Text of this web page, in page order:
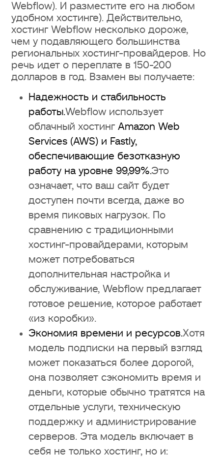
Webflow). И разместите его на любом
удобном хостинге). Действительно,
хостинг Webflow несколько дороже,
чем у подавляющего большинства
региональных хостинг-провайдеров. Но
речь идет о переплате в 150-200
долларов в год. Взамен вы получаете:
Надежность и стабильность
работы.Webflow использует
облачный хостинг Amazon Web
Services (AWS) и Fastly,
обеспечивающие безотказную
работу на уровне 99,99%.Это
означает, что ваш сайт будет
доступен почти всегда, даже во
время пиковых нагрузок. По
сравнению с традиционными
хостинг-провайдерами, которым
может потребоваться
дополнительная настройка и
обслуживание, Webflow предлагает
готовое решение, которое работает
«из коробки».
Экономия времени и ресурсов.Хотя
модель подписки на первый взгляд
может показаться более дорогой,
она позволяет сэкономить время и
деньги, которые обычно тратятся на
отдельные услуги, техническую
поддержку и администрирование
серверов. Эта модель включает в
себя не только хостинг, но и: